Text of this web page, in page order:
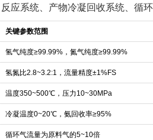
应系统、产物冷凝回收系统、循
关键参数范围
氢气纯度≥99.99%，氮气纯度≥99.99%
氢氮比2.8~3.2:1，流量精度±1%FS
温度350~500℃，压力10~30MPa
冷凝温度0~20℃，氨回收率≥95%
循环气流量为原料气的5~10倍